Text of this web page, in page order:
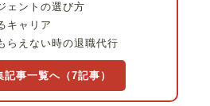
ェントの選び方
キャリア
らえない時の退職代行
記事一覧へ（7記事）